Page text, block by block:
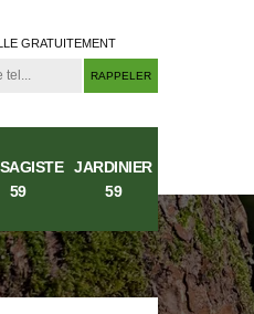
GRATUITEMENT
59
JARDINIER
59